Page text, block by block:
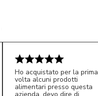
Ho acquistato per la prima
volta alcuni prodotti
alimentari presso questa
azienda, devo dire di